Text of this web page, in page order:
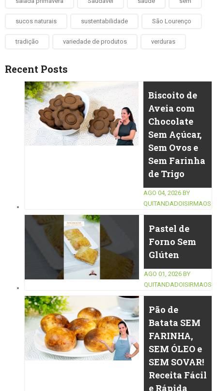
sucos naturais sustentabilidade São Lourenço
tradição variedade de produtos verduras
Recent Posts
Biscoito de
Aveia com
Chocolate
Sem Açúcar,
Sem Ovos e
Sem Farinha
de Trigo
AGO 04, 2026 BY
QUITANDADOISIRMAOS
Pastel de
Forno Sem
Glúten
AGO 01, 2026 BY
QUITANDADOISIRMAOS
Pão de
Batata SEM
FARINHA,
SEM ÓLEO e
SEM SOVAR!
Receita Fácil
e Rápida